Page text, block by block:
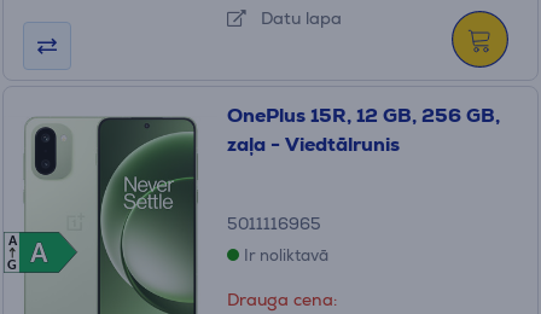
Datu lapa
A
A
A
G
OnePlus 15R, 12 GB, 256 GB,
zaļa - Viedtālrunis
5011116965
Ir noliktavā
Drauga cena: